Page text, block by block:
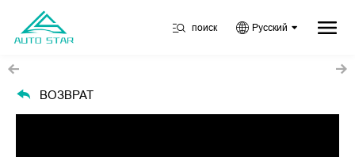
поиск Русский
ВОЗВРАТ